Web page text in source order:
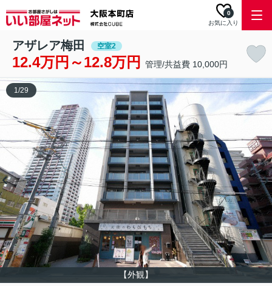
お気に入り
0
アザレア梅田 空室2
12.4万円～12.8万円 管理/共益費 10,000円
【外観】
1/29